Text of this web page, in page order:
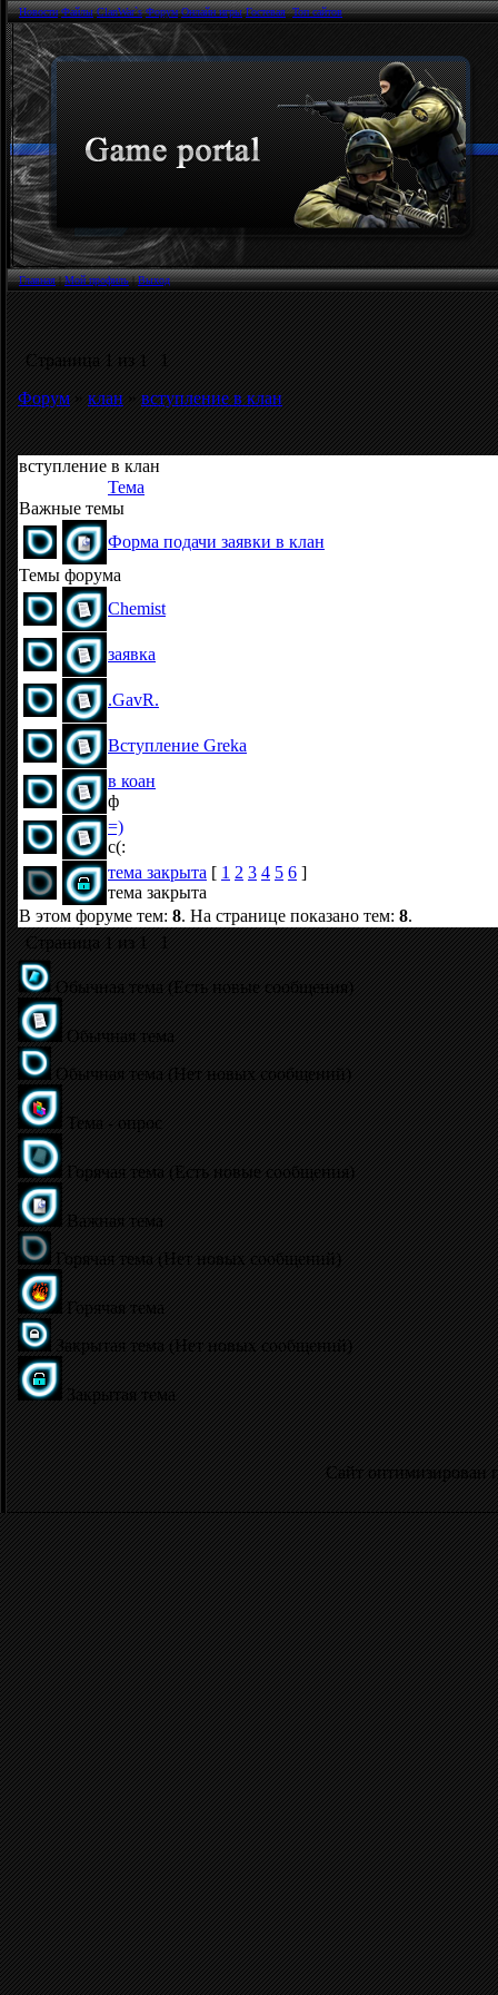
Новости Файлы ClanWar`s Форум Онлайн игры Гостевая Топ сайтов
Главная|Мой профиль|Выход
Страница1из1
1
Форум » клан » вступление в клан
вступление в клан
Тема
Важные темы
Форма подачи заявки в клан
Темы форума
Chemist
заявка
.GavR.
Вступление Greka
в коан
ф
=)
с(:
тема закрыта [ 1 2 3 4 5 6 ]
тема закрыта
В этом форуме тем: 8. На странице показано тем: 8.
Страница1из1 1
Обычная тема (Есть новые сообщения)
Обычная тема
Обычная тема (Нет новых сообщений)
Тема - опрос
Горячая тема (Есть новые сообщения)
Важная тема
Горячая тема (Нет новых сообщений)
Горячая тема
Закрытая тема (Нет новых сообщений)
Закрытая тема
Сайт оптимизирован